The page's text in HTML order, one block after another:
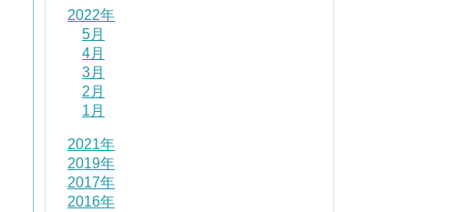
2022年
5月
4月
3月
2月
1月
2021年
2019年
2017年
2016年